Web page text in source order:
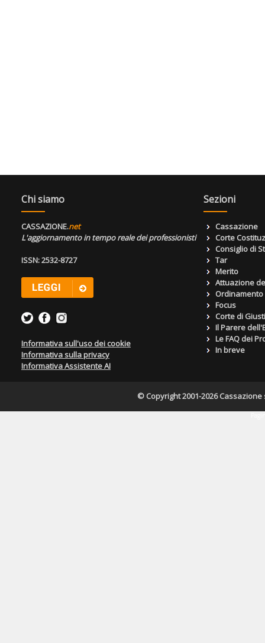
Chi siamo
CASSAZIONE.net
L'aggiornamento in tempo reale dei professionisti
ISSN: 2532-8727
Informativa sull'uso dei cookie
Informativa sulla privacy
Informativa Assistente AI
Sezioni
Cassazione
Corte
Consiglio di
Tar
Merito
Attuazione
Focus
Corte di
Il Parere
Le FAQ dei
In breve
© Copyright 2001-2026 Cassazione